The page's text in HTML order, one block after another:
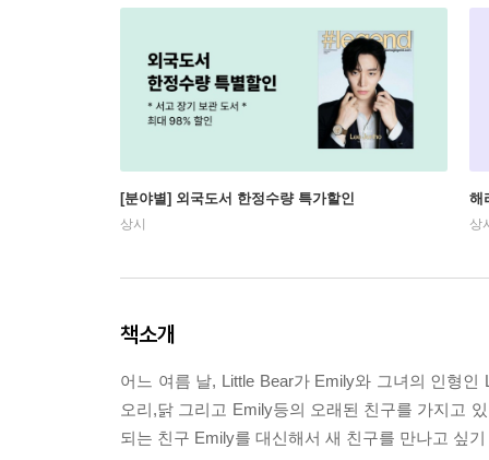
[분야별] 외국도서 한정수량 특가할인
상시
해
상
책소개
어느 여름 날, Little Bear가 Emily와 그녀의 인형
오리,닭 그리고 Emily등의 오래된 친구를 가지고
되는 친구 Emily를 대신해서 새 친구를 만나고 싶